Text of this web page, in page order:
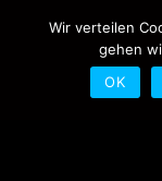
0170-
siebdruck.de
Wir verteilen
gehen
OK